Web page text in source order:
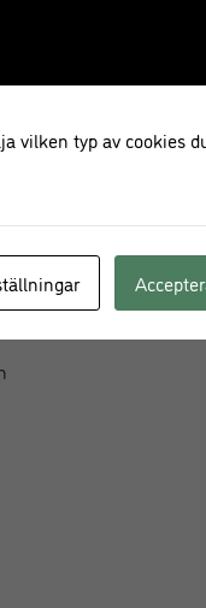
är tillverkade i
på landstället
ett oändligt antal
bar himmel.
och i
är originalet bland
att få tag i. Kontakta
vilken typ av cookies